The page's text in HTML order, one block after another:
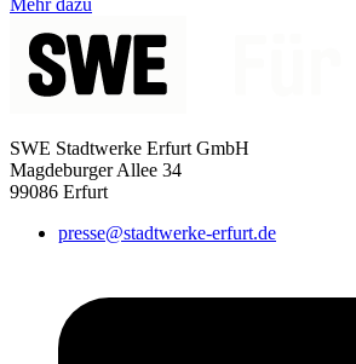
Mehr dazu
SWE Stadtwerke Erfurt GmbH
Magdeburger Allee 34
99086 Erfurt
presse@stadtwerke-erfurt.de